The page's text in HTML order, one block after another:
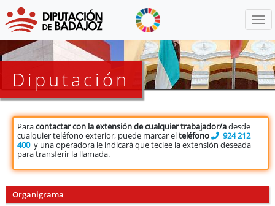
Diputación
Paracontactar con la extensión de cualquier trabajador/adesde
cualquier teléfono exterior, puede marcar elteléfono
924 212
400y una operadora le indicará que teclee la extensión deseada
para transferir la llamada.
Organigrama